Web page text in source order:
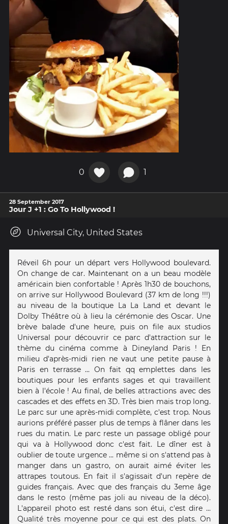
0 1
28 September 2017
Jour J +1 : Go To Hollywood !
Universal City, United States
Réveil 6h pour un départ vers Hollywood boulevard.
On change de car. Maintenant on a un beau modèle
américain bien confortable ! Après 1h30 de bouchons,
on arrive sur Hollywood Boulevard (37 km de long !!!)
au niveau de la boutique La La Land et devant le
Dolby Théâtre où à lieu la cérémonie des Oscar. Une
brève balade d'une heure, puis on file aux studios
Universal pour découvrir ce parc d'attraction sur le
thème du cinéma comme à Dineyland Paris ! En
milieu d'après-midi rien ne vaut une petite pause à
Paris en terrasse ... On fait qq emplettes dans les
boutiques pour les enfants sages et qui travaillent
bien à l'école ! Au final, de belles attractions avec des
cascades et des effets en 3D. Très bien mais trop long.
Le parc sur une après-midi complète, c'est trop. Nous
aurions préféré passer plus de temps à flâner dans les
rues du matin. Le parc reste un passage obligé pour
qui va à Hollywood donc c'est fait. Le dîner est à
oublier de toute urgence ... même si on s'attend pas à
manger dans un gastro, on aurait aimé éviter les
attrapes toutous. En fait il s'agissait d'un repère de
guides français. Avec que des français du 3eme âge
dans le resto (même pas joli au niveau de la déco).
L'appareil photo est resté dans son étui, c'est dire ...
Qualité très moyenne pour ce qui est des plats. On